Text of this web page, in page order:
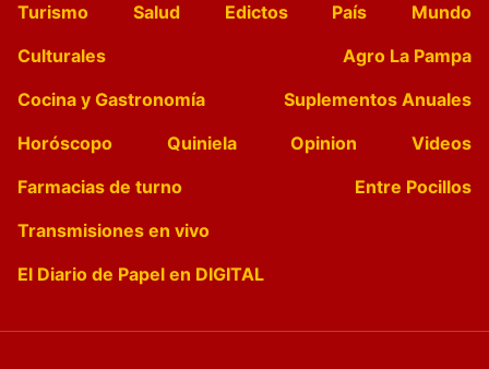
Turismo
Salud Edictos País
Mundo
Culturales
Agro La Pampa
Cocina y Gastronomía
Suplementos Anuales
Horóscopo
Quiniela Opinion
Videos
Farmacias de turno
Entre Pocillos
Transmisiones en vivo
El Diario de Papel en DIGITAL